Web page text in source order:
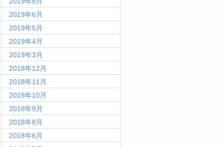
2019年6月
2019年5月
2019年4月
2019年3月
2018年12月
2018年11月
2018年10月
2018年9月
2018年8月
2018年6月